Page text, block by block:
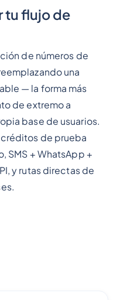
tu flujo de
de números de
una
— la forma más
de extremo a
base de usuarios.
de prueba
SMS + WhatsApp +
y rutas directas de